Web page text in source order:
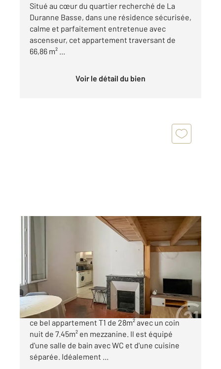
Situé au cœur du quartier recherché de La
Duranne Basse, dans une résidence sécurisée,
calme et parfaitement entretenue avec
ascenseur, cet appartement traversant de
66,86 m² ...
Voir le détail du bien
Appartement T1 à vendre
190 000 €
Century 21 Les Allées vous présente à la vente
ce bel appartement T1 de 28m² avec un coin
nuit de 7.45m² en mezzanine. Il est équipé
d'une salle de bain avec WC et d'une cuisine
séparée. Idéalement ...